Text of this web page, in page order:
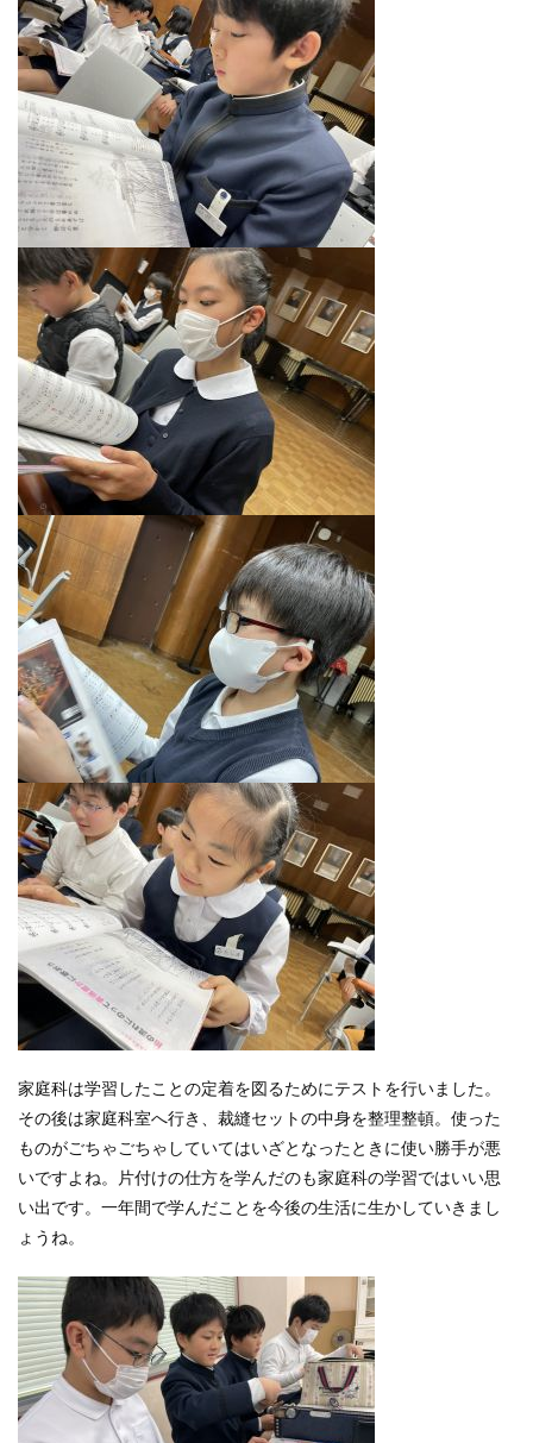
家庭科は学習したことの定着を図るためにテストを行いました。
その後は家庭科室へ行き、裁縫セットの中身を整理整頓。使った
ものがごちゃごちゃしていてはいざとなったときに使い勝手が悪
いですよね。片付けの仕方を学んだのも家庭科の学習ではいい思
い出です。一年間で学んだことを今後の生活に生かしていきまし
ょうね。